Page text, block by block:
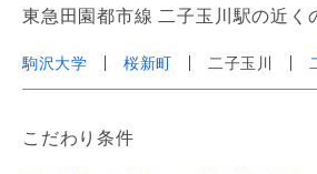
東急田園都市線 二子玉川駅の近く
駒沢大学 桜新町 二子玉川
こだわり条件